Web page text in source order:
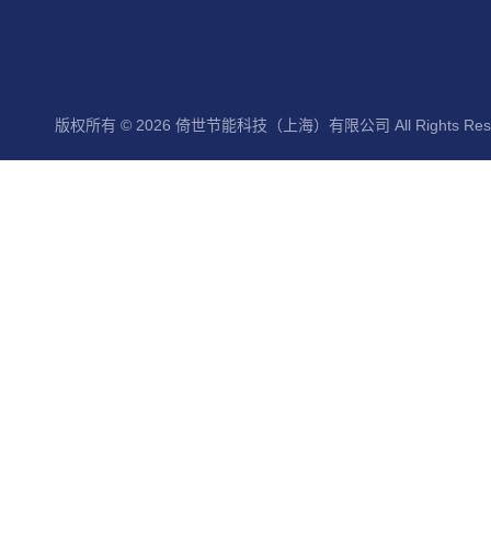
版权所有 © 2026 倚世节能科技（上海）有限公司 All Rights